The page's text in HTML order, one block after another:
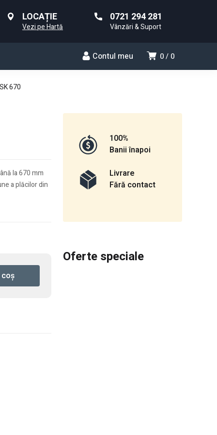
LOCAȚIE
Vezi pe Hartă
0721 294 281
Vânzări & Suport
0 0
Contul meu
670
la 670 mm
a plăcilor din
100%
Banii înapoi
Livrare
Fără contact
Oferte speciale